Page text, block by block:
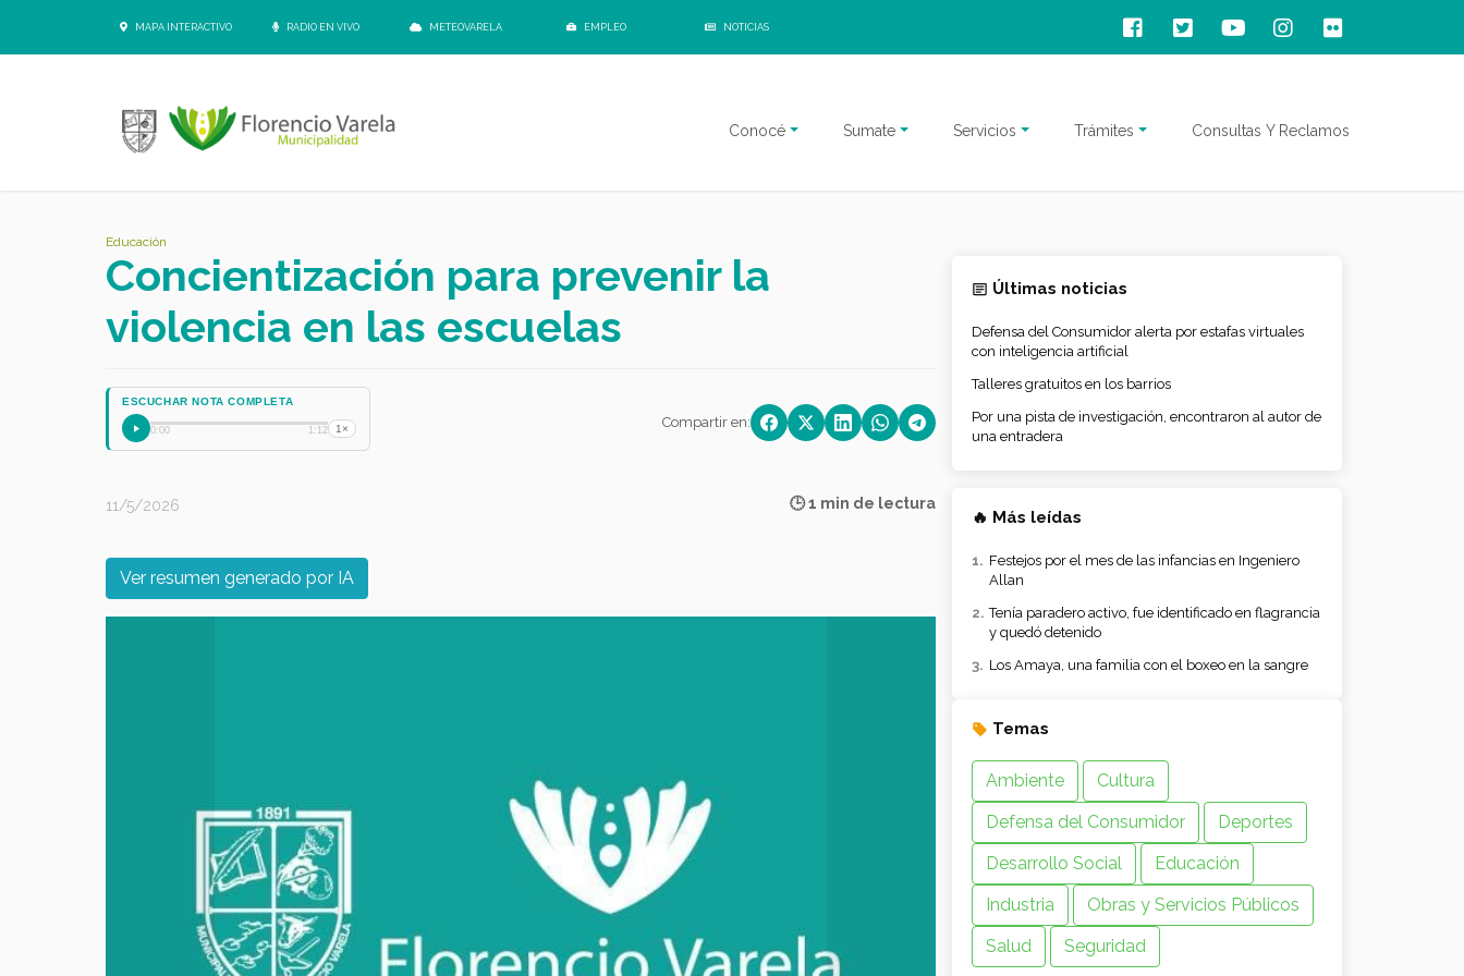
MAPA INTERACTIVO RADIO EN VIVO METEOVARELA EMPLEO NOTICIAS
Conocé Sumate Servicios Trámites Consultas Y Reclamos
Educación
Concientización para prevenir la
violencia en las escuelas
ESCUCHAR NOTA COMPLETA
0:00 1:12 1× Compartir en:
11/5/2026 🕒 1 min de lectura
Ver resumen generado por IA
Últimas noticias
Defensa del Consumidor alerta por estafas virtuales
con inteligencia artificial
Talleres gratuitos en los barrios
Por una pista de investigación, encontraron al autor de
una entradera
🔥 Más leídas
Festejos por el mes de las infancias en Ingeniero
Allan
Tenía paradero activo, fue identificado en flagrancia
y quedó detenido
Los Amaya, una familia con el boxeo en la sangre
Temas
Ambiente
Cultura
Defensa del Consumidor
Deportes
Desarrollo Social
Educación
Industria
Obras y Servicios Públicos
Salud
Seguridad